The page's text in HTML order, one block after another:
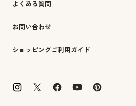
よくある質問
お問い合わせ
ショッピングご利用ガイド